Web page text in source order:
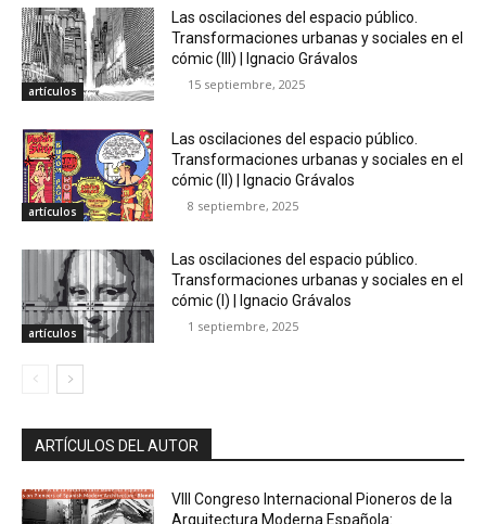
artículos
Las oscilaciones del espacio público.
Transformaciones urbanas y sociales en el
cómic (III) | Ignacio Grávalos
15 septiembre, 2025
artículos
Las oscilaciones del espacio público.
Transformaciones urbanas y sociales en el
cómic (II) | Ignacio Grávalos
8 septiembre, 2025
artículos
Las oscilaciones del espacio público.
Transformaciones urbanas y sociales en el
cómic (I) | Ignacio Grávalos
1 septiembre, 2025
ARTÍCULOS DEL AUTOR
VIII Congreso Internacional Pioneros de la
Arquitectura Moderna Española: